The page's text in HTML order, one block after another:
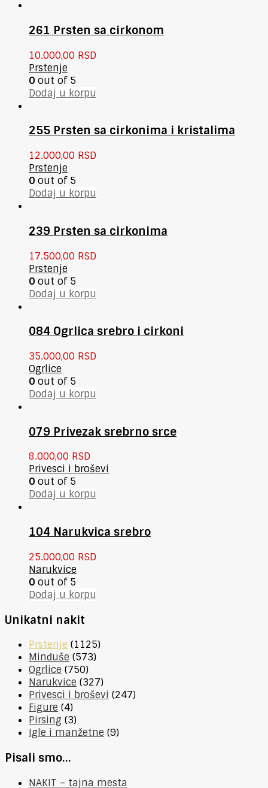
261 Prsten sa cirkonom
10.000,00 RSD
Prstenje
0 out of 5
Dodaj u korpu
255 Prsten sa cirkonima i kristalima
12.000,00 RSD
Prstenje
0 out of 5
Dodaj u korpu
239 Prsten sa cirkonima
17.500,00 RSD
Prstenje
0 out of 5
Dodaj u korpu
084 Ogrlica srebro i cirkoni
35.000,00 RSD
Ogrlice
0 out of 5
Dodaj u korpu
079 Privezak srebrno srce
8.000,00 RSD
Privesci i broševi
0 out of 5
Dodaj u korpu
104 Narukvica srebro
25.000,00 RSD
Narukvice
0 out of 5
Dodaj u korpu
Unikatni nakit
Prstenje (1125)
Minđuše (573)
Ogrlice (750)
Narukvice (327)
Privesci i broševi (247)
Figure (4)
Pirsing (3)
Igle i manžetne (9)
Pisali smo…
NAKIT – tajna mesta